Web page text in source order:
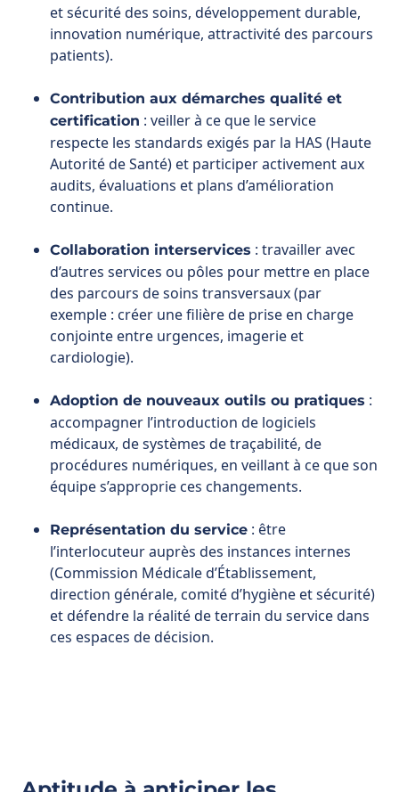
Contribution aux démarches qualité et
certification: veiller à ce que le service
respecte les standards exigés par la HAS (Haute
audits, évaluations et plans d’amélioration
continue.
Collaboration interservices: travailler avec
d’autres services ou pôles pour mettre en place
des parcours de soins transversaux (par
conjointe entre urgences, imagerie et
cardiologie).
Adoption de nouveaux outils ou pratiques
accompagner l’introduction de logiciels
médicaux, de systèmes de traçabilité, de
équipe s’approprie ces changements.
Représentation du service: être
l’interlocuteur auprès des instances internes
(Commission Médicale d’Établissement,
et défendre la réalité de terrain du service dans
ces espaces de décision.
des partenariats et renforcer